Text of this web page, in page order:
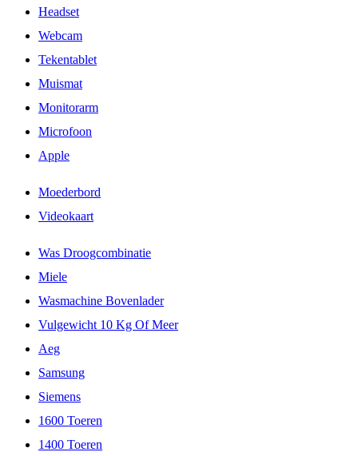
Headset
Webcam
Tekentablet
Muismat
Monitorarm
Microfoon
Apple
Moederbord
Videokaart
Was Droogcombinatie
Miele
Wasmachine Bovenlader
Vulgewicht 10 Kg Of Meer
Aeg
Samsung
Siemens
1600 Toeren
1400 Toeren